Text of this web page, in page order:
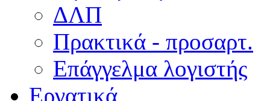
ΔΛΠ
Πρακτικά - προσαρτ.
Επάγγελμα λογιστής
Εργατικά